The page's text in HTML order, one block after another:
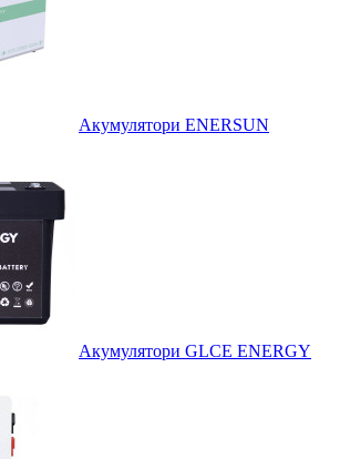
Акумулятори ENERSUN
Акумулятори GLCE ENERGY